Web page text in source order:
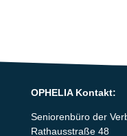
OPHELIA Kontakt:
Seniorenbüro der
Rathausstraße 48